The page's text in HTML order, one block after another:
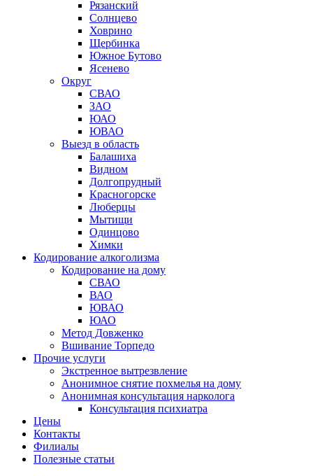
Рязанский
Солнцево
Ховрино
Щербинка
Южное Бутово
Ясенево
Округ
СВАО
ЗАО
ЮАО
ЮВАО
Выезд в область
Балашиха
Видном
Долгопрудный
Красногорске
Люберцы
Мытищи
Одинцово
Химки
Кодирование алкоголизма
Кодирование на дому
СВАО
ВАО
ЮВАО
ЮАО
Метод Довженко
Вшивание Торпедо
Прочие услуги
Экстренное вытрезвление
Анонимное снятие похмелья на дому
Анонимная консультация нарколога
Консультация психиатра
Цены
Контакты
Филиалы
Полезные статьи